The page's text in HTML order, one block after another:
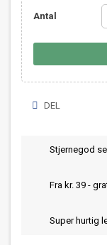
Antal
DEL
Stjernegod
Fra kr. 39 -
Super hurtig